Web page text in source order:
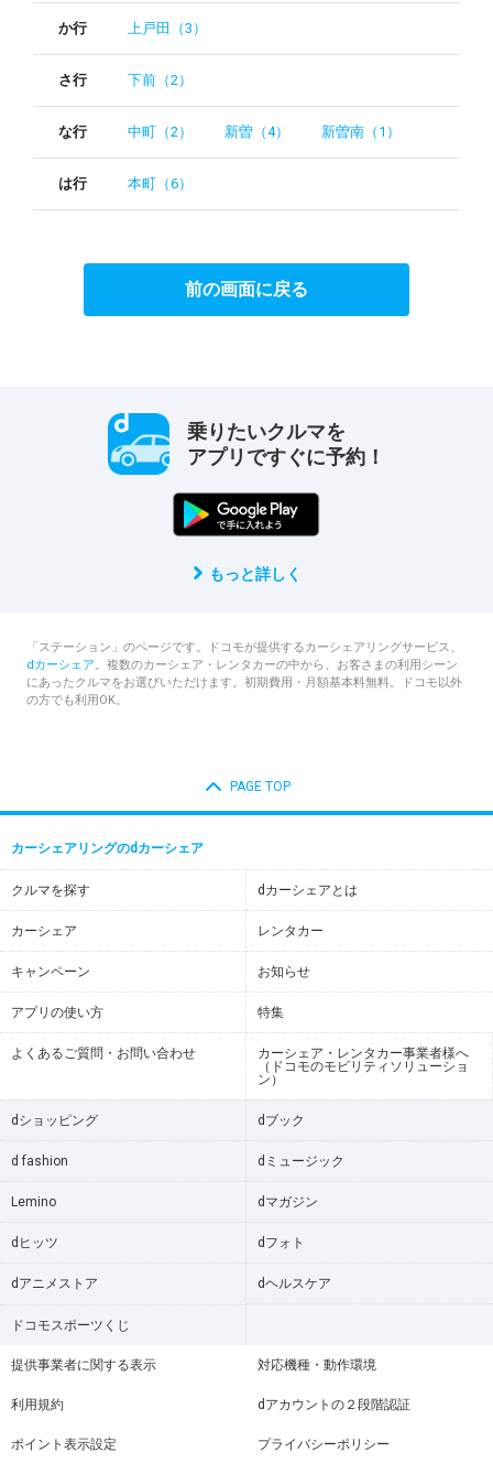
か行 上戸田（3）
さ行 下前（2）
な行 中町（2） 新曽（4） 新曽南（1）
は行 本町（6）
前の画面に戻る
乗りたいクルマを
アプリですぐに予約！
もっと詳しく
「ステーション」のページです。ドコモが提供するカーシェアリングサービス、
dカーシェア。複数のカーシェア・レンタカーの中から、お客さまの利用シーン
にあったクルマをお選びいただけます。初期費用・月額基本料無料。ドコモ以外
の方でも利用OK。
PAGE TOP
カーシェアリングのdカーシェア
クルマを探す dカーシェアとは
カーシェア レンタカー
キャンペーン お知らせ
アプリの使い方 特集
よくあるご質問・お問い合わせ
カーシェア・レンタカー事業者様へ
（ドコモのモビリティソリューショ
ン）
dショッピング dブック
d fashion dミュージック
Lemino dマガジン
dヒッツ dフォト
dアニメストア dヘルスケア
ドコモスポーツくじ
提供事業者に関する表示 対応機種・動作環境
利用規約 dアカウントの２段階認証
ポイント表示設定 プライバシーポリシー